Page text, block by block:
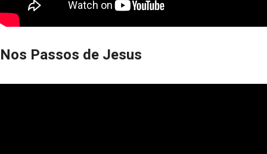
Nos Passos de Jesus